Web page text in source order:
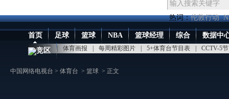
热词：伦敦行动
首页
点播大厅 | 体育画报 每周精彩图片 5+体育台节目表 CCTV-5
足球 篮球 NBA 篮球经理 综合
数据中
竞区
中国网络电视台 > 体育台 > 篮球 > 正文